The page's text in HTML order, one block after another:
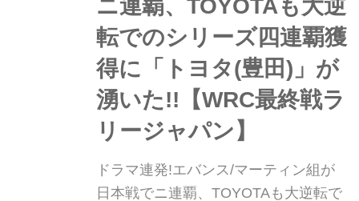
ニ連覇、TOYOTAも大逆
転でのシリーズ四連覇獲
得に「トヨタ(豊田)」が
湧いた!!【WRC最終戦ラ
リージャパン】
ドラマ連発!エバンス/マーティン組が
日本戦でニ連覇、TOYOTAも大逆転で